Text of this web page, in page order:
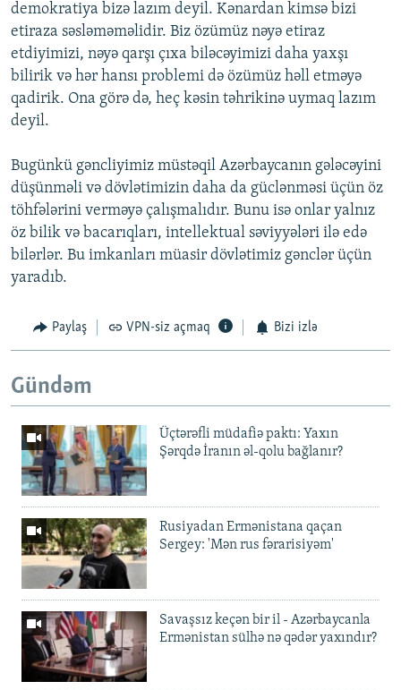
demokratiya bizə lazım deyil. Kənardan kimsə bizi
etiraza səsləməməlidir. Biz özümüz nəyə etiraz
etdiyimizi, nəyə qarşı çıxa biləcəyimizi daha yaxşı
bilirik və hər hansı problemi də özümüz həll etməyə
qadirik. Ona görə də, heç kəsin təhrikinə uymaq lazım
deyil.
Bugünkü gəncliyimiz müstəqil Azərbaycanın gələcəyini
düşünməli və dövlətimizin daha da güclənməsi üçün öz
töhfələrini verməyə çalışmalıdır. Bunu isə onlar yalnız
öz bilik və bacarıqları, intellektual səviyyələri ilə edə
bilərlər. Bu imkanları müasir dövlətimiz gənclər üçün
yaradıb.
Paylaş VPN-siz açmaq Bizi izlə
Gündəm
Üçtərəfli müdafiə paktı: Yaxın
Şərqdə İranın əl-qolu bağlanır?
Rusiyadan Ermənistana qaçan
Sergey: 'Mən rus fərarisiyəm'
Savaşsız keçən bir il - Azərbaycanla
Ermənistan sülhə nə qədər yaxındır?